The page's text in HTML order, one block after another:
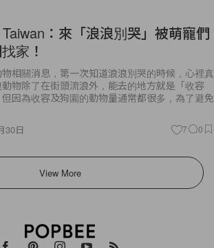
：來「浪浪別哭」被萌寵們
家！
相關消息，第一次知道浪浪別哭的時候，心裡真
物除了在街頭流浪外，能去的地方就是「收容
因為收容及狗園的動物量通常都很多，為了避免
30日 7 0
View More